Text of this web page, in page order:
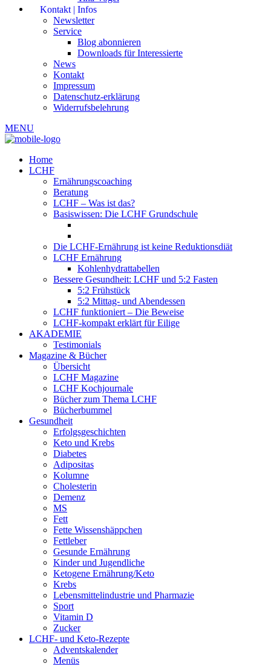
Kontakt | Infos
Newsletter
Service
Blog abonnieren
Downloads für Interessierte
News
Kontakt
Impressum
Datenschutz-erklärung
Widerrufsbelehrung
MENU
Home
LCHF
Ernährungscoaching
Beratung
LCHF – Was ist das?
Basiswissen: Die LCHF Grundschule
Die LCHF-Ernährung ist keine Reduktionsdiät
LCHF Ernährung
Kohlenhydrattabellen
Bessere Gesundheit: LCHF und 5:2 Fasten
5:2 Frühstück
5:2 Mittag- und Abendessen
LCHF funktioniert – Die Beweise
LCHF-kompakt erklärt für Eilige
AKADEMIE
Testimonials
Magazine & Bücher
Übersicht
LCHF Magazine
LCHF Kochjournale
Bücher zum Thema LCHF
Bücherbummel
Gesundheit
Erfolgsgeschichten
Keto und Krebs
Diabetes
Adipositas
Kolumne
Cholesterin
Demenz
MS
Fett
Fette Wissenshäppchen
Fettleber
Gesunde Ernährung
Kinder und Jugendliche
Ketogene Ernährung/Keto
Krebs
Lebensmittelindustrie und Pharmazie
Sport
Vitamin D
Zucker
LCHF- und Keto-Rezepte
Adventskalender
Menüs